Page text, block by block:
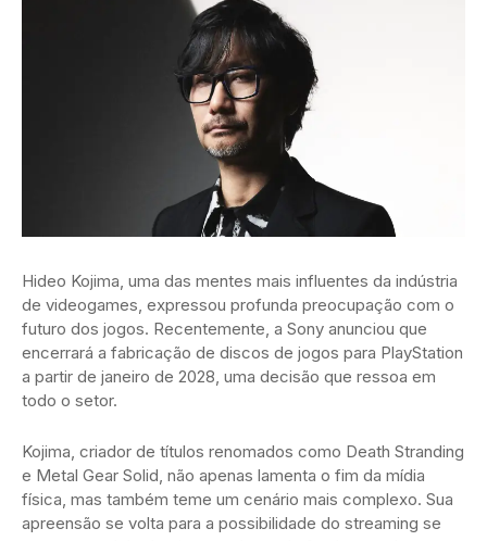
Hideo Kojima, uma das mentes mais influentes da indústria
de videogames, expressou profunda preocupação com o
futuro dos jogos. Recentemente, a Sony anunciou que
encerrará a fabricação de discos de jogos para PlayStation
a partir de janeiro de 2028, uma decisão que ressoa em
todo o setor.
Kojima, criador de títulos renomados como Death Stranding
e Metal Gear Solid, não apenas lamenta o fim da mídia
física, mas também teme um cenário mais complexo. Sua
apreensão se volta para a possibilidade do streaming se